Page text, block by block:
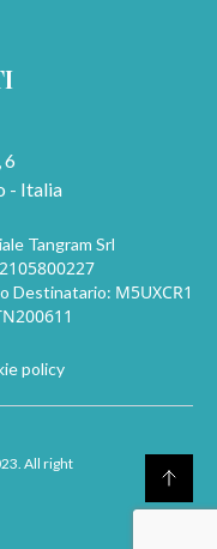
6
- Italia
Tangram Srl
Destinatario: M5UXCR1
policy
All right